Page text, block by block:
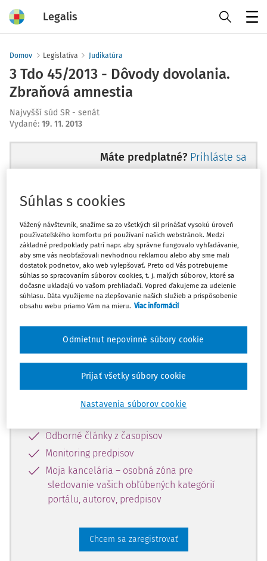
Legalis
Domov Legislatíva Judikatúra
3 Tdo 45/2013 - Dôvody dovolania.
Zbraňová amnestia
Najvyšší súd SR - senát
Vydané: 19. 11. 2013
Máte predplatné? Prihláste sa
Ups, zatiaľ ste si prečítali len
začiatok...
Celý odborný obsah z tejto oblasti je
dostupný predplatiteľom portálu.
Odomknite si prístup k odbornému
obsahu a získajte prístup na 10 dní
zdarma, stačí sa len zaregistrovať.
Vďaka registrácii získate prístup aj k
vybranému obsahu:
Odborné články z časopisov
Monitoring predpisov
Moja kancelária – osobná zóna pre
sledovanie vašich obľúbených kategórií
portálu, autorov, predpisov
Chcem sa zaregistrovať
Súhlas s cookies
Vážený návštevník, snažíme sa zo všetkých síl prinášať vysokú úroveň
používateľského komfortu pri používaní našich webstránok. Medzi
základné predpoklady patrí napr. aby správne fungovalo vyhľadávanie,
aby sme vás neobťažovali nevhodnou reklamou alebo aby sme mali
dostatok podnetov, ako web vylepšovať. Preto od Vás potrebujeme
súhlas so spracovaním súborov cookies, t. j. malých súborov, ktoré sa
dočasne ukladajú vo vašom prehliadači. Vopred ďakujeme za udelenie
súhlasu. Dáta využijeme na zlepšovanie našich služieb a prispôsobenie
obsahu webu priamo Vám na mieru. Viac informácií
Nastavenia súborov cookie
Odmietnut nepovinné súbory cookie
Prijať všetky súbory cookie